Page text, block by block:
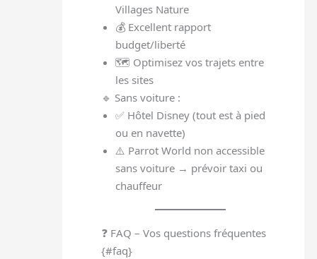
Villages Nature
💰 Excellent rapport
budget/liberté
🗺️ Optimisez vos trajets entre
les sites
🔹 Sans voiture :
✅ Hôtel Disney (tout est à pied
ou en navette)
⚠️ Parrot World non accessible
sans voiture → prévoir taxi ou
chauffeur
❓ FAQ – Vos questions fréquentes
{#faq}